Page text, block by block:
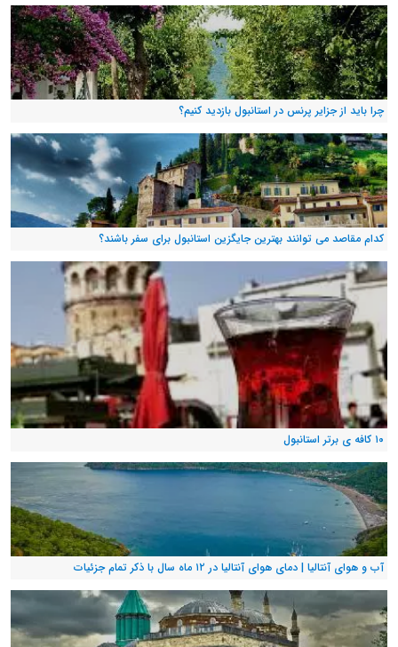
چرا باید از جزایر پرنس در استانبول بازدید کنیم؟
کدام مقاصد می توانند بهترین جایگزین استانبول برای سفر باشند؟
۱۰ کافه ی برتر استانبول
آب و هوای آنتالیا | دمای هوای آنتالیا در ۱۲ ماه سال با ذکر تمام جزئیات